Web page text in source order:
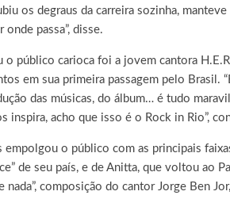
os degraus da carreira sozinha,
passa”, disse.
o público carioca foi a jovem cantora
em sua primeira passagem pelo Brasil.
das músicas, do álbum… é tudo
inspira, acho que isso é o Rock in Rio”,
empolgou o público com as principais
de seu país, e de Anitta, que voltou
nada”, composição do cantor Jorge Ben